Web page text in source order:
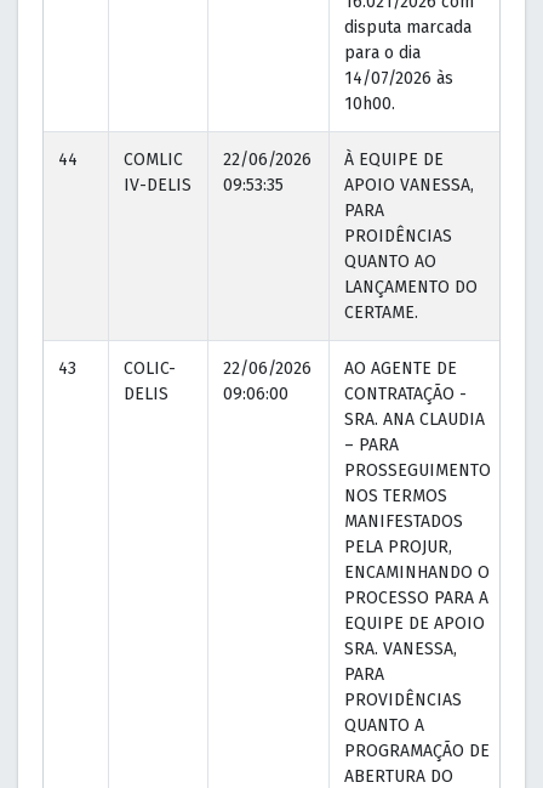
disputa marcada
para o dia
14/07/2026 às
10h00.
44
COMLIC
IV-DELIS
22/06/2026
09:53:35
À EQUIPE DE
APOIO VANESSA,
PARA
PROIDÊNCIAS
QUANTO AO
LANÇAMENTO DO
CERTAME.
43
COLIC-
DELIS
22/06/2026
09:06:00
AO AGENTE DE
CONTRATAÇÃO -
SRA. ANA CLAUDIA
– PARA
PROSSEGUIMENTO
NOS TERMOS
MANIFESTADOS
PELA PROJUR,
ENCAMINHANDO O
PROCESSO PARA A
EQUIPE DE APOIO
SRA. VANESSA,
PARA
PROVIDÊNCIAS
QUANTO A
PROGRAMAÇÃO DE
ABERTURA DO